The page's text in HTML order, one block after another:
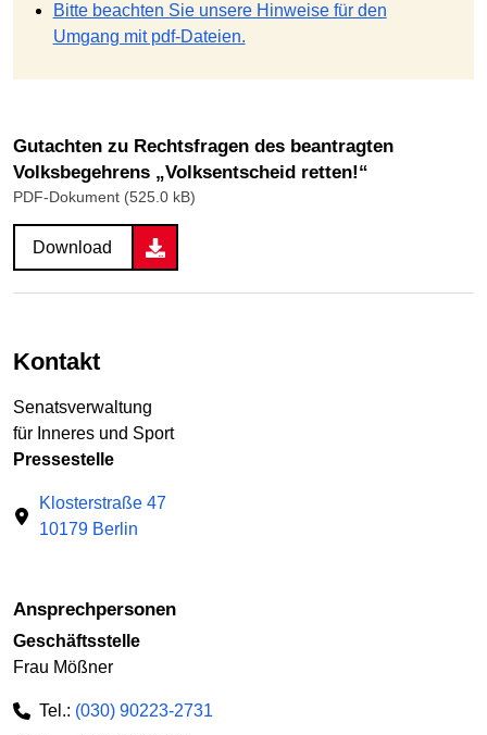
Bitte beachten Sie unsere Hinweise für den
Umgang mit pdf-Dateien.
Gutachten zu Rechtsfragen des beantragten
Volksbegehrens „Volksentscheid retten!“
PDF-Dokument (525.0 kB)
Download
Kontakt
Senatsverwaltung
für Inneres und Sport
Pressestelle
Klosterstraße 47
10179 Berlin
Ansprechpersonen
Geschäftsstelle
Frau Mößner
Tel.: (030) 90223-2731